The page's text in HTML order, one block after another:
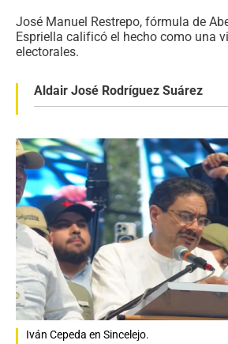
José Manuel Restrepo, fórmula de
Espriella calificó el hecho como una
electorales.
Aldair José Rodríguez Suárez
Iván Cepeda en Sincelejo.